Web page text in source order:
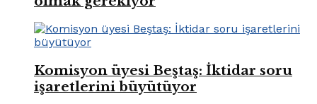
Komisyon üyesi Beştaş: İktidar soru
işaretlerini büyütüyor